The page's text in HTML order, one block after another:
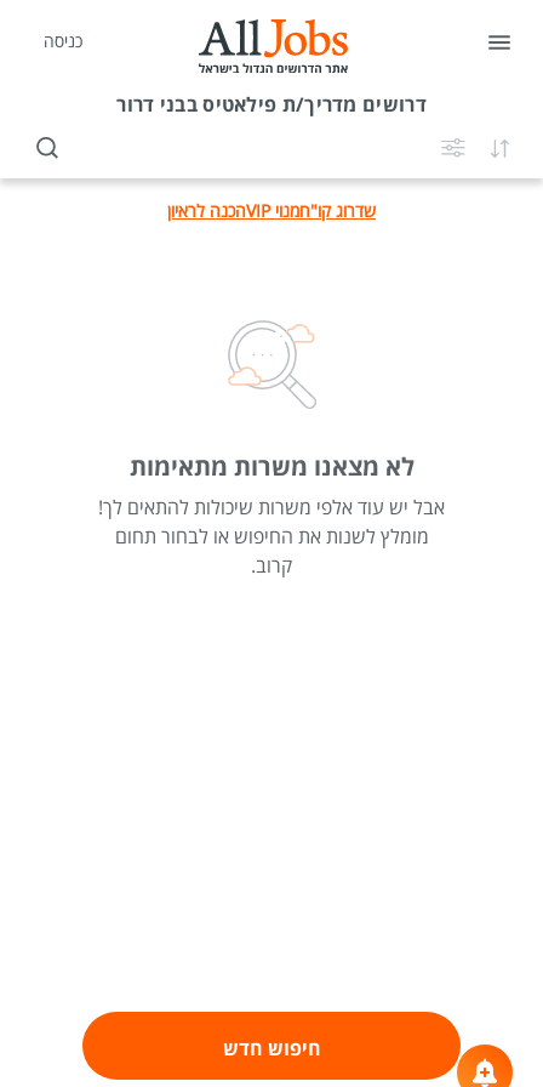
כניסה
דרושים מדריך/ת פילאטיס בבני דרור
שדרוג קו"חמנוי VIP הכנה לראיון
לא מצאנו משרות מתאימות
אבל יש עוד אלפי משרות שיכולות להתאים לך!
מומלץ לשנות את החיפוש או לבחור תחום
קרוב.
חיפוש חדש